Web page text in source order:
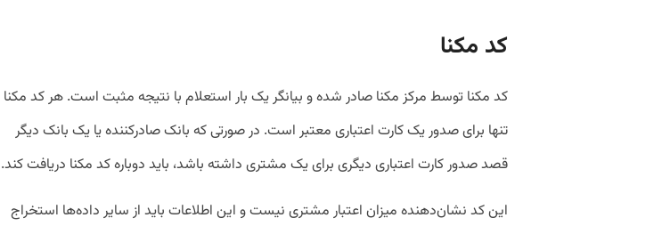
کد مکنا
کد مکنا توسط مرکز مکنا صادر شده و بیانگر یک بار استعلام با نتیجه مثبت است. هر کد مکنا
تنها برای صدور یک کارت اعتباری معتبر است. در صورتی که بانک صادرکننده یا یک بانک دیگر
قصد صدور کارت اعتباری دیگری برای یک مشتری داشته باشد، باید دوباره کد مکنا دریافت کند.
این کد نشان‌دهنده میزان اعتبار مشتری نیست و این اطلاعات باید از سایر داده‌ها استخراج